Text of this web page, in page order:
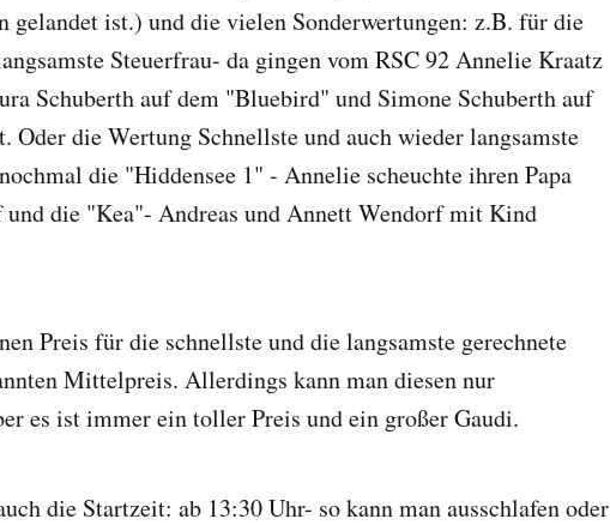
gelandet ist.) und die vielen Sonderwertungen: z.B. für die
Steuerfrau- da gingen vom RSC 92 Annelie Kraatz
Schuberth auf dem "Bluebird" und Simone Schuberth auf
Oder die Wertung Schnellste und auch wieder langsamste
die "Hiddensee 1" - Annelie scheuchte ihren Papa
und die "Kea"- Andreas und Annett Wendorf mit Kind
Preis für die schnellste und die langsamste gerechnete
Mittelpreis. Allerdings kann man diesen nur
es ist immer ein toller Preis und ein großer Gaudi.
die Startzeit: ab 13:30 Uhr- so kann man ausschlafen oder